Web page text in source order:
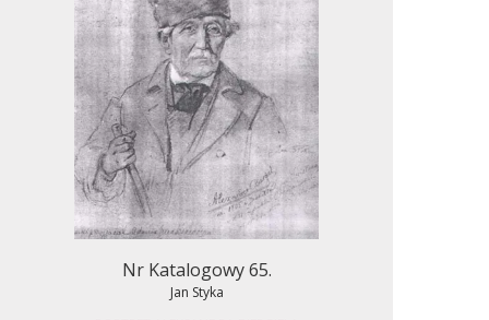
Nr Katalogowy 65.
Jan Styka